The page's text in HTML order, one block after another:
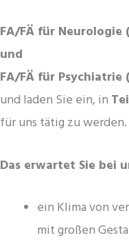
FA/FÄ für
und
FA/FÄ für
und laden Sie ein, in
für uns tätig zu werden.
Das erwartet Sie bei
ein Klima von
mit großen